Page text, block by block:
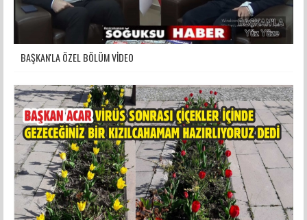
BAŞKAN'LA ÖZEL BÖLÜM VİDEO